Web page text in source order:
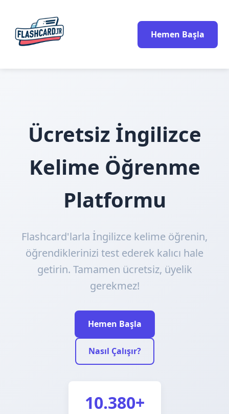
Hemen Başla
Ücretsiz İngilizce
Kelime Öğrenme
Platformu
Flashcard'larla İngilizce kelime öğrenin,
öğrendiklerinizi test ederek kalıcı hale
getirin. Tamamen ücretsiz, üyelik
gerekmez!
Hemen Başla
Nasıl Çalışır?
10.380+